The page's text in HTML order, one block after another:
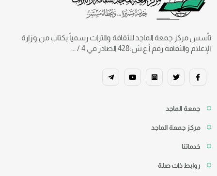
تأسس مركز جمعة الماجد للثقافة والتراث رسمياً بكتاب من وزارة
الإعلام والثقافة رقم أ.ع.ش:428 الصادر في 4 / ...
جمعة الماجد
مركز جمعة الماجد
خدماتنا
روابط ذات صلة